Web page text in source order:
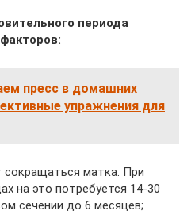
периода
пресс в домашних
упражнения для
матка. При
на это потребуется 14-30
сечении до 6 месяцев;